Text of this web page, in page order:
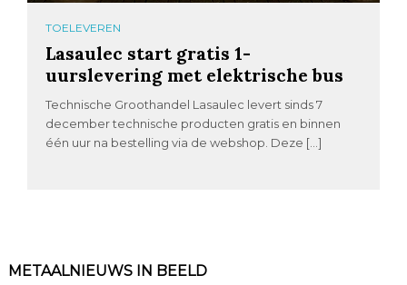
TOELEVEREN
Lasaulec start gratis 1-
uurslevering met elektrische bus
Technische Groothandel Lasaulec levert sinds 7
december technische producten gratis en binnen
één uur na bestelling via de webshop. Deze […]
METAALNIEUWS IN BEELD